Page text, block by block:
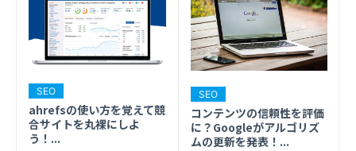
SEO
ahrefsの使い方を覚えて競
合サイトを丸裸にしよ
う！...
SEO
コンテンツの信頼性を評価
に？Googleがアルゴリズ
ムの更新を発表！...